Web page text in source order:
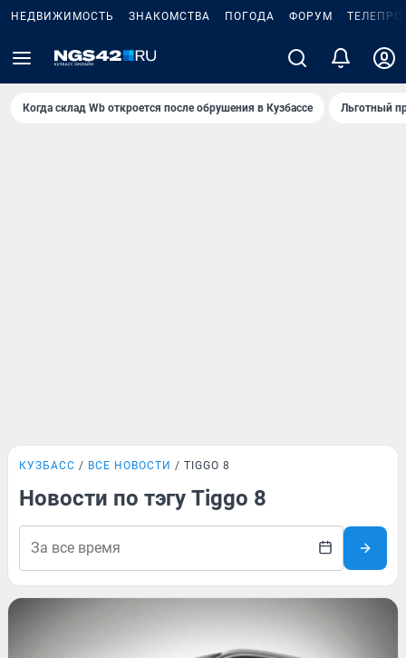
НЕДВИЖИМОСТЬ ЗНАКОМСТВА ПОГОДА ФОРУМ
Когда склад Wb откроется после обрушения в Кузбассе Льготный
КУЗБАСС ВСЕ НОВОСТИ TIGGO 8
Новости по тэгу Tiggo 8